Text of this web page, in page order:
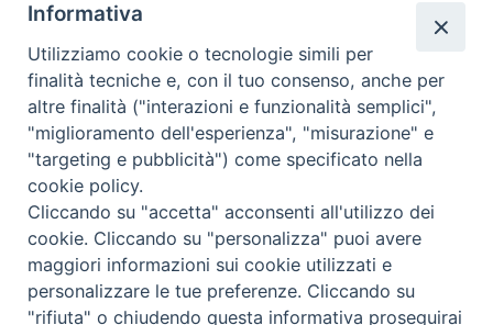
86170 Isernia
086550849
segreteria@diocesiiserniavenafro.it
I nostri social
Copyright © 2018 - Diocesi di Isernia-Venafro (C.F.
90008750946). Riproduzione solo con permesso.
Tutti i diritti sono riservati
Informativa
Utilizziamo cookie o tecnologie simili per
finalità tecniche e, con il tuo consenso, anche per
altre finalità ("interazioni e funzionalità semplici",
"miglioramento dell'esperienza", "misurazione" e
"targeting e pubblicità") come specificato nella
cookie policy.
Cliccando su "accetta" acconsenti all'utilizzo dei
cookie. Cliccando su "personalizza" puoi avere
maggiori informazioni sui cookie utilizzati e
personalizzare le tue preferenze. Cliccando su
"rifiuta" o chiudendo questa informativa proseguirai